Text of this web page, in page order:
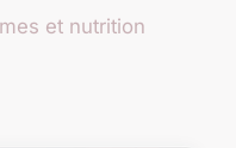
et nutrition